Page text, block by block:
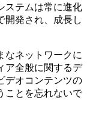
ステムは常に進化
開発され、成長し
なネットワークに
ア全般に関するデ
デオコンテンツの
ことを忘れないで